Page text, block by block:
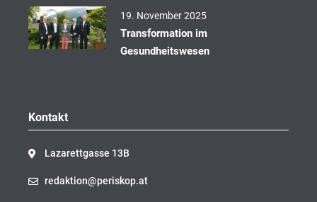
19. November 2025
Transformation im
Gesundheitswesen
Kontakt
Lazarettgasse 13B
redaktion@periskop.at